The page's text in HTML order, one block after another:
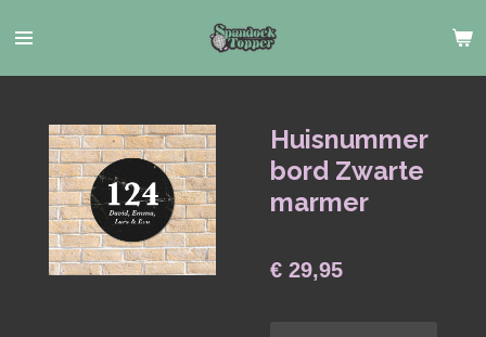
direct
naar
hoofdinhoud
Huisnummer
bord Zwarte
marmer
€ 29,95